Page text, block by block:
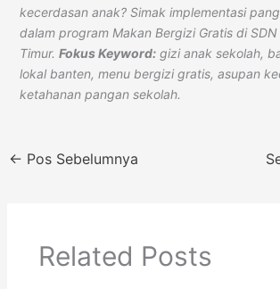
kecerdasan anak? Simak implementasi
dalam program Makan Bergizi Gratis di
Timur. Fokus Keyword:gizi anak sekolah,
lokal banten, menu bergizi gratis, asupan
ketahanan pangan sekolah.
← Pos Sebelumnya
Related Posts